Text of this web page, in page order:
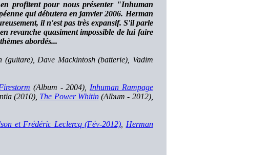
profitent pour nous présenter "Inhuman
qui débutera en janvier 2006. Herman
il n'est pas très expansif. S'il parle
revanche quasiment impossible de lui faire
abordés...
Dave Mackintosh (batterie), Vadim
(Album - 2004), Inhuman Rampage
(2010), The Power Whitin(Album - 2012),
et Frédéric Leclercq (Fév-2012)
Herman